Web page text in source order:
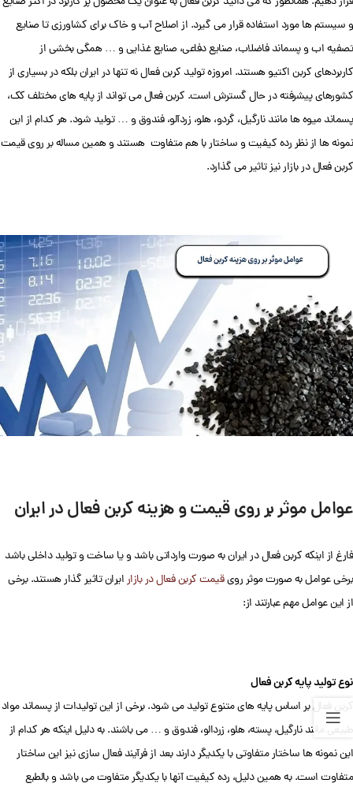
و سیستم ها مورد استفاده قرار می گیرد. از اصلاح آب و خاک برای کشاورزی تا صنایع
تصفیه اب و پسماند فاضلاب، صنایع دفاعی، صنایع غذایی و … همگی بخشی از
کاربردهای کربن اکتیو هستند. امروزه تولید کربن فعال نه تنها در ایران بلکه در بسیاری از
کشورهای پیشرفته در حال گسترش است. کربن فعال می تواند از پایه های مختلف کک،
پسماند میوه ها مانند نارگیل، گردو، هلو، زردآلو، فندوق و … تولید شود. هر کدام از این
نمونه ها از نظر رده کیفیت و ساختار با هم متفاوت هستند و همین مساله بر روی قیمت
کربن فعال در بازار نیز تاثیر می گذارد.
عوامل موثر بر روی قیمت و هزینه کربن فعال در ایران
فارغ از اینکه کربن فعال در ایران به صورت وارداتی باشد و یا ساخت و تولید داخلی باشد
برخی عوامل به صورت موثر رویقیمت کربن فعال در بازارایران تاثیر گذار هستند. برخی
از این عوامل مهم عبارتند از:
نوع تولید پایه کربن فعال
کربن فعال بر اساس پایه های متنوع تولید می شود. برخی از این تولیدات از پسماند مواد
طبیعی مانند نارگیل، پسته، هلو، زردالو، فندوق و … می باشند. به دلیل اینکه هر کدام از
این نمونه ها ساختار متفاوتی با یکدیگر دارند بعد از فرآیند فعال سازی نیز این ساختار
متفاوت است. به همین دلیل، رده کیفیت آنها با یکدیگر متفاوت می باشد و بالطبع